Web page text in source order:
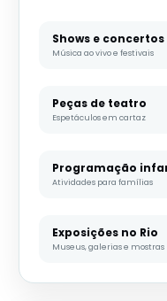
Shows e concertos
Música ao vivo e festivais
Peças de teatro
Espetáculos em cartaz
Programação
Atividades para famílias
Exposições no Rio
Museus, galerias e mostras